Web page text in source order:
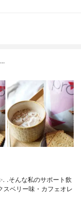
.そんな私のサポート飲
ベリー味・カフェオレ